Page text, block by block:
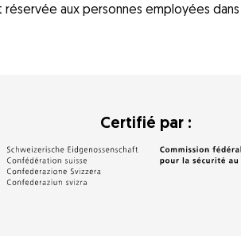
aux personnes employées
Certifié par :